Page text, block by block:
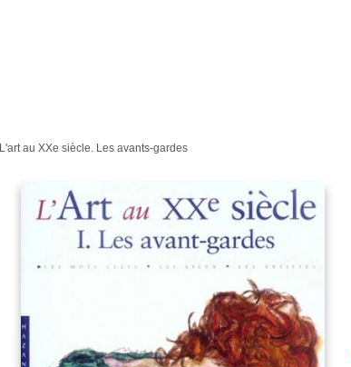
L'art au XXe siècle. Les avants-gardes